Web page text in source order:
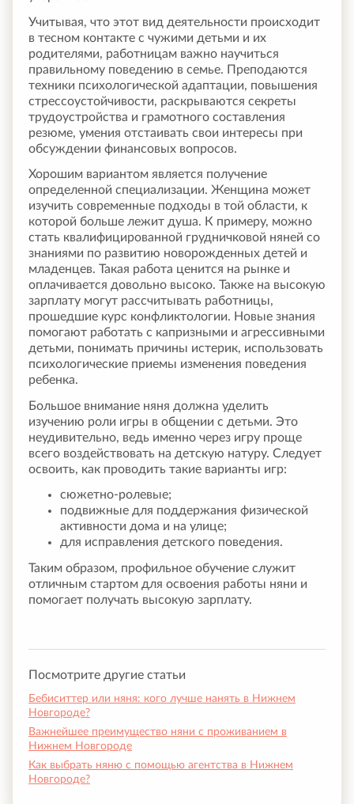
Посмотрите другие статьи
Бебиситтер или няня: кого лучше нанять в Нижнем
Новгороде?
Важнейшее преимущество няни с проживанием в
Нижнем Новгороде
Как выбрать няню с помощью агентства в Нижнем
Новгороде?
Учитывая, что этот вид деятельности происходит
в тесном контакте с чужими детьми и их
родителями, работницам важно научиться
правильному поведению в семье. Преподаются
техники психологической адаптации, повышения
стрессоустойчивости, раскрываются секреты
трудоустройства и грамотного составления
резюме, умения отстаивать свои интересы при
обсуждении финансовых вопросов.
Хорошим вариантом является получение
определенной специализации. Женщина может
изучить современные подходы в той области, к
которой больше лежит душа. К примеру, можно
стать квалифицированной грудничковой няней со
знаниями по развитию новорожденных детей и
младенцев. Такая работа ценится на рынке и
оплачивается довольно высоко. Также на высокую
зарплату могут рассчитывать работницы,
прошедшие курс конфликтологии. Новые знания
помогают работать с капризными и агрессивными
детьми, понимать причины истерик, использовать
психологические приемы изменения поведения
ребенка.
Большое внимание няня должна уделить
изучению роли игры в общении с детьми. Это
неудивительно, ведь именно через игру проще
всего воздействовать на детскую натуру. Следует
освоить, как проводить такие варианты игр:
сюжетно-ролевые;
подвижные для поддержания физической
активности дома и на улице;
для исправления детского поведения.
Таким образом, профильное обучение служит
отличным стартом для освоения работы няни и
помогает получать высокую зарплату.